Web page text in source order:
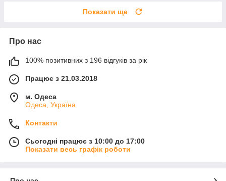
Показати ще
Про нас
100% позитивних з 196 відгуків за рік
Працює з 21.03.2018
м. Одеса
Одеса, Україна
Контакти
Сьогодні працює з 10:00 до 17:00
Показати весь графік роботи